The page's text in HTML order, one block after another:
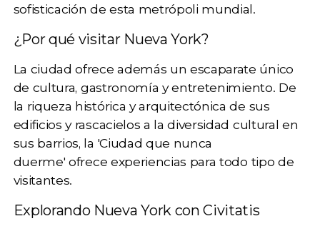
sofisticación de esta metrópoli mundial.
¿Por qué visitar Nueva York?
La ciudad ofrece además un escaparate único
de cultura, gastronomía y entretenimiento. De
la riqueza histórica y arquitectónica de sus
edificios y rascacielos a la diversidad cultural en
sus barrios, la 'Ciudad que nunca
duerme' ofrece experiencias para todo tipo de
visitantes.
Explorando Nueva York con Civitatis